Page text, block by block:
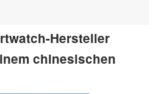
Hersteller
chinesischen